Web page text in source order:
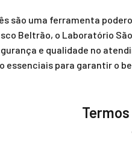
são uma ferramenta
Beltrão, o Laboratório
e qualidade no
essenciais para garantir o